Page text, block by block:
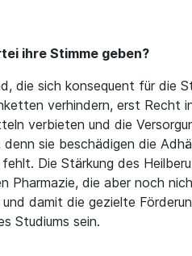
ihre Stimme geben?
die sich konsequent für die
verhindern, erst Recht
verbieten und die
sie beschädigen die
Die Stärkung des
die aber noch
damit die gezielte
Studiums sein.